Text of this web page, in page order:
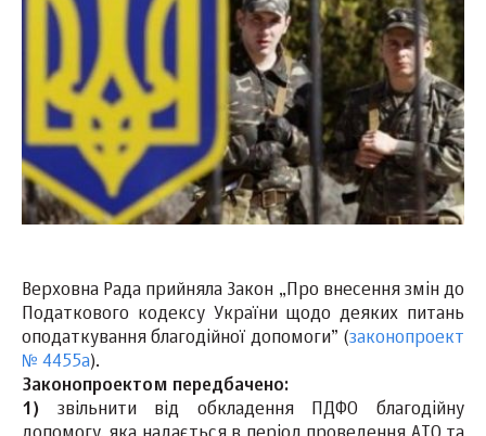
Верховна Рада прийняла Закон „Про внесення змін до
Податкового кодексу України щодо деяких питань
оподаткування благодійної допомоги” (законопроект
№ 4455а).
Законопроектом передбачено:
1) звільнити від обкладення ПДФО благодійну